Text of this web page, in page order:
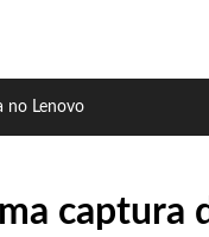
no Lenovo